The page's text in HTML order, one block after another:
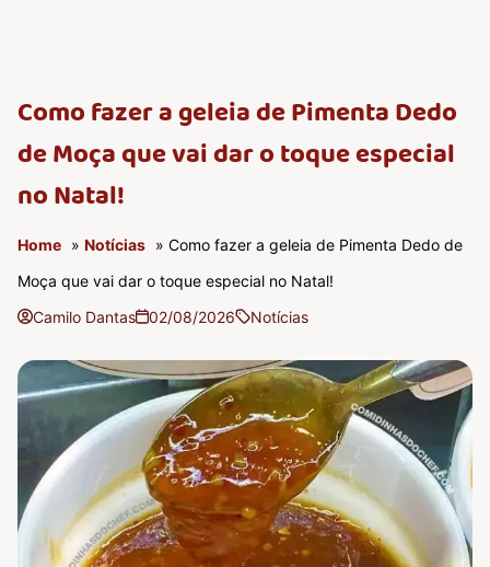
Como fazer a geleia de Pimenta Dedo
de Moça que vai dar o toque especial
no Natal!
Home » Notícias » Como fazer a geleia de Pimenta Dedo de
Moça que vai dar o toque especial no Natal!
Camilo Dantas
02/08/2026 Notícias